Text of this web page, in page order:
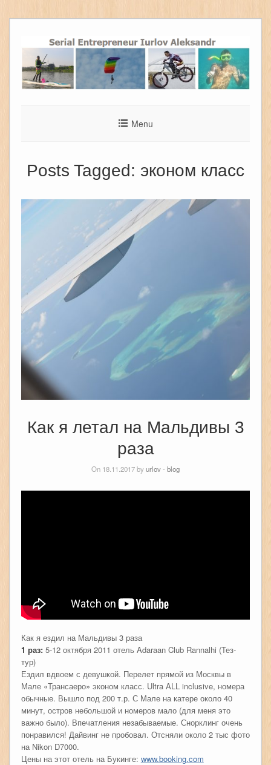
Menu
Posts Tagged: эконом класс
Как я летал на Мальдивы 3
раза
On 18.11.2017 byurlov- blog
Как я ездил на Мальдивы 3 раза
1 раз:5-12 октября 2011 отель Adaraan Club Rannalhi (Тез-
тур)
Ездил вдвоем с девушкой. Перелет прямой из Москвы в
Мале «Трансаеро» эконом класс. Ultra ALL inclusive, номера
обычные. Вышло под 200 т.р. С Мале на катере около 40
минут, остров небольшой и номеров мало (для меня это
важно было). Впечатления незабываемые. Снорклинг очень
понравился! Дайвинг не пробовал. Отсняли около 2 тыс фото
на Nikon D7000.
Цены на этот отель на Букинге: www.booking.com